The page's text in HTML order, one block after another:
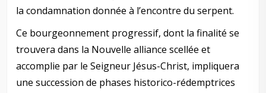
la condamnation donnée à l’encontre du serpent.
Ce bourgeonnement progressif, dont la finalité se
trouvera dans la Nouvelle alliance scellée et
accomplie par le Seigneur Jésus-Christ, impliquera
une succession de phases historico-rédemptrices